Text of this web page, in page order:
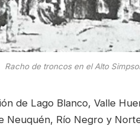
Racho de troncos en el Alto
de Lago Blanco, Valle
Neuquén, Río Negro y